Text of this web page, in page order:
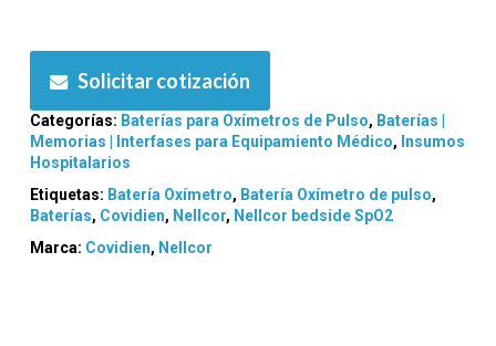
Solicitar cotización
Categorías: Baterías para Oxímetros de Pulso, Baterías |
Memorias | Interfases para Equipamiento Médico, Insumos
Hospitalarios
Etiquetas: Batería Oxímetro, Batería Oxímetro de pulso,
Baterías, Covidien, Nellcor, Nellcor bedside SpO2
Marca: Covidien, Nellcor